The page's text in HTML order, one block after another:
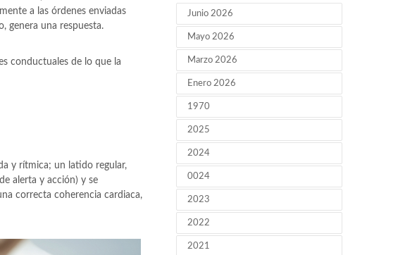
a las órdenes enviadas
genera una respuesta.
conductuales de lo que la
y rítmica; un latido regular,
alerta y acción) y se
correcta coherencia cardiaca,
Junio 2026
Mayo 2026
Marzo 2026
Enero 2026
1970
2025
2024
0024
2023
2022
2021